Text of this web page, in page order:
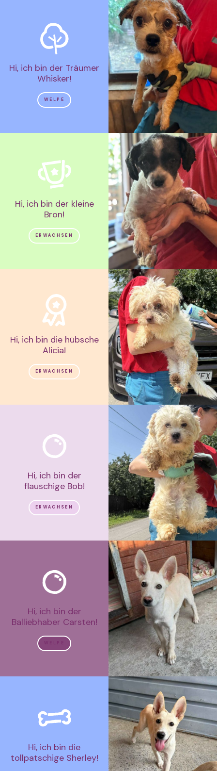
Hi, ich bin der Träumer
Whisker!
WELPE
Hi, ich bin der kleine
Bron!
ERWACHSEN
Hi, ich bin die hübsche
Alicia!
ERWACHSEN
Hi, ich bin der
flauschige Bob!
ERWACHSEN
Hi, ich bin der
Balliebhaber Carsten!
Hi, ich bin die
tollpatschige Sherley!